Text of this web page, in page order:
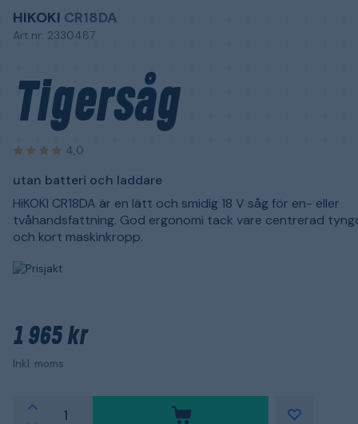
HIKOKI CR18DA
Art.nr: 2330487
Tigersåg
4,0
utan batteri och laddare
HiKOKI CR18DA är en lätt och smidig 18 V såg för en- eller
tvåhandsfattning. God ergonomi tack vare centrerad
och kort maskinkropp.
1 965 kr
Inkl. moms